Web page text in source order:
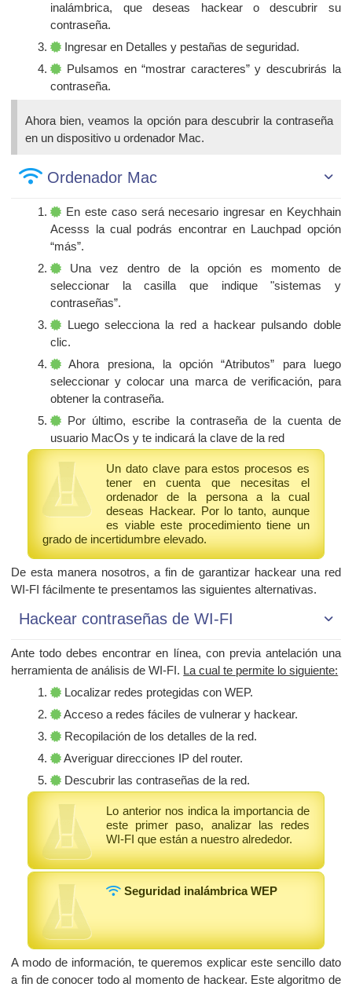
inalámbrica, que deseas hackear o descubrir su
contraseña.
Ingresar en Detalles y pestañas de seguridad.
Pulsamos en “mostrar caracteres” y descubrirás la
contraseña.
Ahora bien, veamos la opción para descubrir la contraseña
en un dispositivo u ordenador Mac.
Ordenador Mac
En este caso será necesario ingresar en Keychhain
Acesss la cual podrás encontrar en Lauchpad opción
“más”.
Una vez dentro de la opción es momento de
seleccionar la casilla que indique "sistemas y
contraseñas”.
Luego selecciona la red a hackear pulsando doble
clic.
Ahora presiona, la opción “Atributos” para luego
seleccionar y colocar una marca de verificación, para
obtener la contraseña.
Por último, escribe la contraseña de la cuenta de
usuario MacOs y te indicará la clave de la red
Un dato clave para estos procesos es
tener en cuenta que necesitas el
ordenador de la persona a la cual
deseas Hackear. Por lo tanto, aunque
es viable este procedimiento tiene un
grado de incertidumbre elevado.
De esta manera nosotros, a fin de garantizar hackear una red
WI-FI fácilmente te presentamos las siguientes alternativas.
Hackear contraseñas de WI-FI
Ante todo debes encontrar en línea, con previa antelación una
herramienta de análisis de WI-FI. La cual te permite lo siguiente:
Localizar redes protegidas con WEP.
Acceso a redes fáciles de vulnerar y hackear.
Recopilación de los detalles de la red.
Averiguar direcciones IP del router.
Descubrir las contraseñas de la red.
Lo anterior nos indica la importancia de
este primer paso, analizar las redes
WI-FI que están a nuestro alrededor.
Seguridad inalámbrica WEP
A modo de información, te queremos explicar este sencillo dato
a fin de conocer todo al momento de hackear. Este algoritmo de